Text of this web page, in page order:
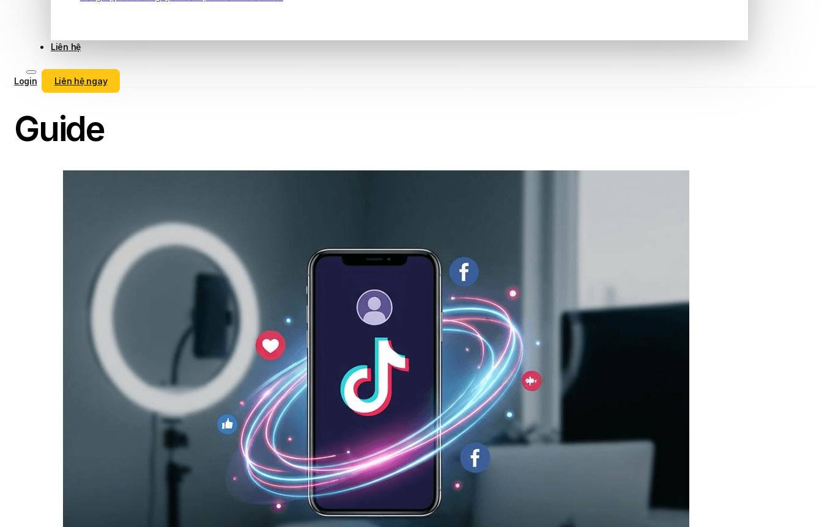
Liên hệ
Login Liên hệ ngay
Guide